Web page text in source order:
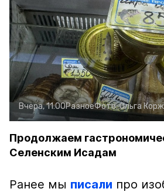
Вчера, 11:00РазноеФото:Ольга
Продолжаем
Селенским Исадам
Ранее мы писали про